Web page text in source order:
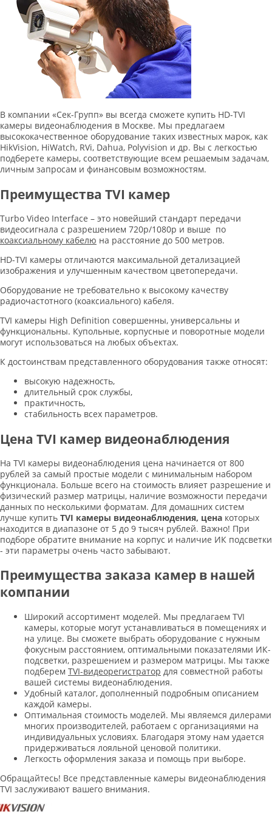
В компании «Сек-Групп» вы всегда сможете купить HD-TVI
камеры видеонаблюдения в Москве. Мы предлагаем
высококачественное оборудование таких известных марок, как
HikVision, HiWatch, RVi, Dahua, Polyvision и др. Вы с легкостью
подберете камеры, соответствующие всем решаемым задачам,
личным запросам и финансовым возможностям.
Преимущества TVI камер
Turbo Video Interface – это новейший стандарт передачи
видеосигнала с разрешением 720p/1080p и выше по
коаксиальному кабелю на расстояние до 500 метров.
HD-TVI камеры отличаются максимальной детализацией
изображения и улучшенным качеством цветопередачи.
Оборудование не требовательно к высокому качеству
радиочастотного (коаксиального) кабеля.
TVI камеры High Definition совершенны, универсальны и
функциональны. Купольные, корпусные и поворотные модели
могут использоваться на любых объектах.
К достоинствам представленного оборудования также относят:
высокую надежность,
длительный срок службы,
практичность,
стабильность всех параметров.
Цена TVI камер видеонаблюдения
На TVI камеры видеонаблюдения цена начинается от 800
рублей за самый простые модели с минимальным набором
функционала. Больше всего на стоимость влияет разрешение и
физический размер матрицы, наличие возможности передачи
данных по несколькими форматам. Для домашних систем
лучше купить TVI камеры видеонаблюдения, цена которых
находится в диапазоне от 5 до 9 тысяч рублей. Важно! При
подборе обратите внимание на корпус и наличие ИК подсветки
- эти параметры очень часто забывают.
Преимущества заказа камер в нашей
компании
Широкий ассортимент моделей. Мы предлагаем TVI
камеры, которые могут устанавливаться в помещениях и
на улице. Вы сможете выбрать оборудование с нужным
фокусным расстоянием, оптимальными показателями ИК-
подсветки, разрешением и размером матрицы. Мы также
подберем TVI-видеорегистратор для совместной работы
вашей системы видеонаблюдения.
Удобный каталог, дополненный подробным описанием
каждой камеры.
Оптимальная стоимость моделей. Мы являемся дилерами
многих производителей, работаем с организациями на
индивидуальных условиях. Благодаря этому нам удается
придерживаться лояльной ценовой политики.
Легкость оформления заказа и помощь при выборе.
Обращайтесь! Все представленные камеры видеонаблюдения
TVI заслуживают вашего внимания.